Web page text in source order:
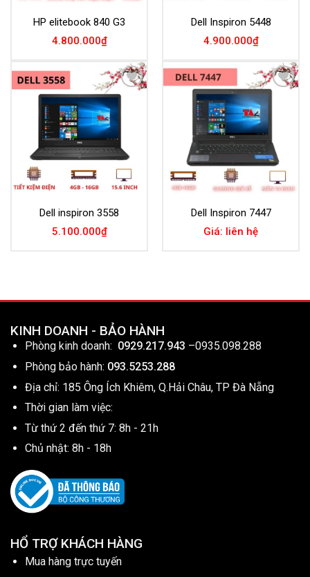
HP elitebook 840 G3
4.800.000₫
Dell Inspiron 5448
4.900.000₫
Add to
Wishlist
Dell inspiron 3558
5.100.000₫
Add to
Wishlist
Dell Inspiron 7447
Giá: liên hệ
KINH DOANH - BẢO HÀNH
Phòng kinh doanh: 0929.217.943 –0935.098.288
Phòng bảo hành: 093.5253.288
Địa chỉ: 185 Ông Ích Khiêm, Q.Hải Châu, TP Đà Nẵng
Thời gian làm việc:
Từ thứ 2 đến thứ 7: 8h - 21h
Chủ nhật: 8h - 18h
HỔ TRỢ KHÁCH HÀNG
Mua hàng trực tuyến